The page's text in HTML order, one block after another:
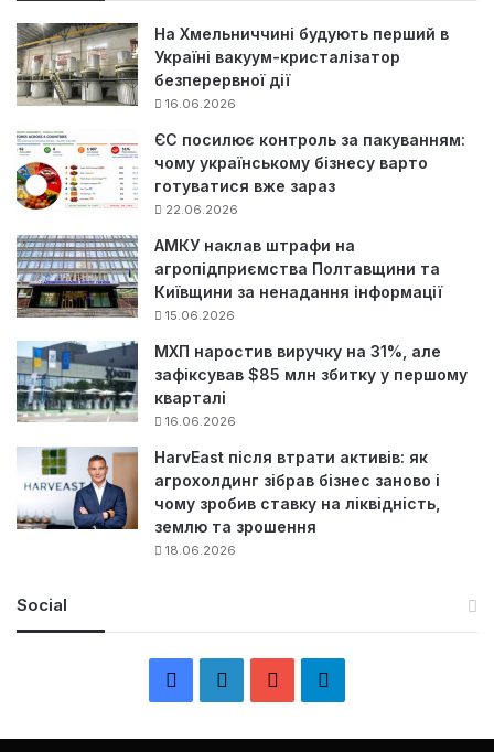
На Хмельниччині будують перший в
Україні вакуум-кристалізатор
безперервної дії
16.06.2026
ЄС посилює контроль за пакуванням:
чому українському бізнесу варто
готуватися вже зараз
22.06.2026
АМКУ наклав штрафи на
агропідприємства Полтавщини та
Київщини за ненадання інформації
15.06.2026
МХП наростив виручку на 31%, але
зафіксував $85 млн збитку у першому
кварталі
16.06.2026
HarvEast після втрати активів: як
агрохолдинг зібрав бізнес заново і
чому зробив ставку на ліквідність,
землю та зрошення
18.06.2026
Social